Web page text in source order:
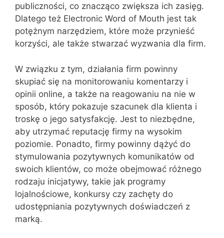
publiczności, co znacząco zwiększa ich zasięg.
Dlatego też Electronic Word of Mouth jest tak
potężnym narzędziem, które może przynieść
korzyści, ale także stwarzać wyzwania dla firm.
W związku z tym, działania firm powinny
skupiać się na monitorowaniu komentarzy i
opinii online, a także na reagowaniu na nie w
sposób, który pokazuje szacunek dla klienta i
troskę o jego satysfakcję. Jest to niezbędne,
aby utrzymać reputację firmy na wysokim
poziomie. Ponadto, firmy powinny dążyć do
stymulowania pozytywnych komunikatów od
swoich klientów, co może obejmować różnego
rodzaju inicjatywy, takie jak programy
lojalnościowe, konkursy czy zachęty do
udostępniania pozytywnych doświadczeń z
marką.